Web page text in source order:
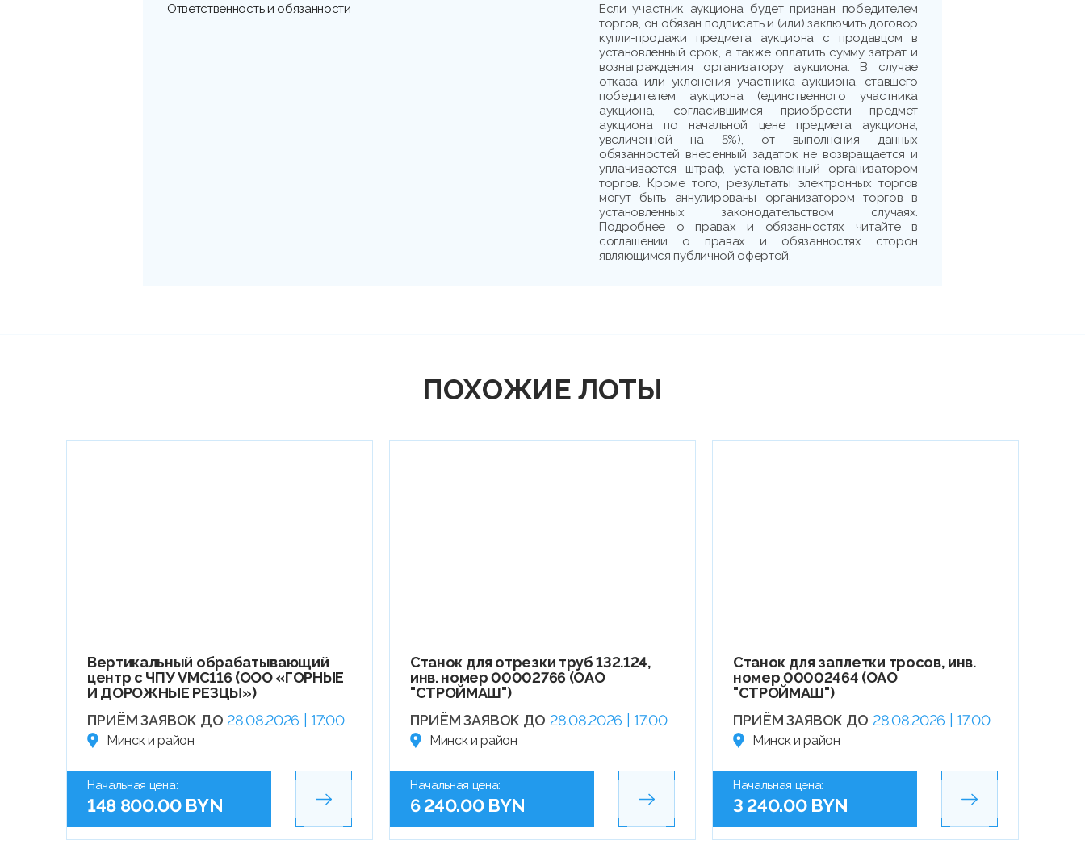
Ответственность и обязанности
Если участник аукциона будет признан победителем
торгов, он обязан подписать и (или) заключить договор
купли-продажи предмета аукциона с продавцом в
установленный срок, а также оплатить сумму затрат и
вознаграждения организатору аукциона. В случае
отказа или уклонения участника аукциона, ставшего
победителем аукциона (единственного участника
аукциона, согласившимся приобрести предмет
аукциона по начальной цене предмета аукциона,
увеличенной на 5%), от выполнения данных
обязанностей внесенный задаток не возвращается и
уплачивается штраф, установленный организатором
торгов. Кроме того, результаты электронных торгов
могут быть аннулированы организатором торгов в
установленных законодательством случаях.
Подробнее о правах и обязанностях читайте в
соглашении о правах и обязанностях сторон
являющимся публичной офертой.
ПОХОЖИЕ ЛОТЫ
Вертикальный обрабатывающий
центр с ЧПУ VMC116 (ООО «ГОРНЫЕ
И ДОРОЖНЫЕ РЕЗЦЫ»)
ПРИЁМ ЗАЯВОК ДО 28.08.2026 | 17:00
Минск и район
Начальная цена:
148 800.00 BYN
Станок для отрезки труб 132.124,
инв. номер 00002766 (ОАО
"СТРОЙМАШ")
ПРИЁМ ЗАЯВОК ДО 28.08.2026 | 17:00
Минск и район
Начальная цена:
6 240.00 BYN
Станок для заплетки тросов, инв.
номер 00002464 (ОАО
"СТРОЙМАШ")
ПРИЁМ ЗАЯВОК ДО 28.08.2026 | 17:00
Минск и район
Начальная цена:
3 240.00 BYN